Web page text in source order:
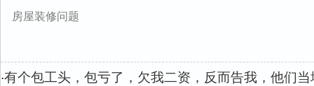
房屋装修问题
·有个包工头，包亏了，欠我二资，反而告我，他们